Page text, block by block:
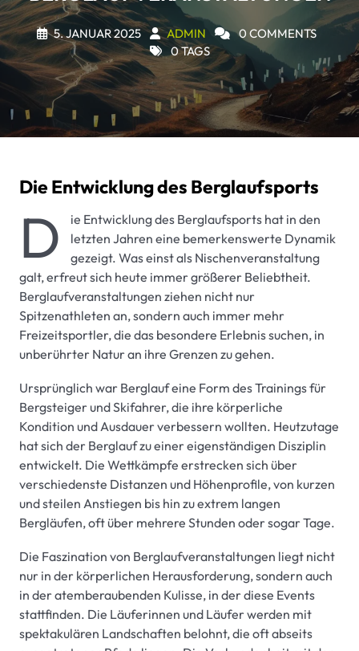
5. JANUAR 2025 ADMIN
0 COMMENTS
0 TAGS
Die Entwicklung des Berglaufsports
D
ie Entwicklung des Berglaufsports hat in den
letzten Jahren eine bemerkenswerte Dynamik
gezeigt. Was einst als Nischenveranstaltung
galt, erfreut sich heute immer größerer Beliebtheit.
Berglaufveranstaltungen ziehen nicht nur
Spitzenathleten an, sondern auch immer mehr
Freizeitsportler, die das besondere Erlebnis suchen, in
unberührter Natur an ihre Grenzen zu gehen.
Ursprünglich war Berglauf eine Form des Trainings für
Bergsteiger und Skifahrer, die ihre körperliche
Kondition und Ausdauer verbessern wollten. Heutzutage
hat sich der Berglauf zu einer eigenständigen Disziplin
entwickelt. Die Wettkämpfe erstrecken sich über
verschiedenste Distanzen und Höhenprofile, von kurzen
und steilen Anstiegen bis hin zu extrem langen
Bergläufen, oft über mehrere Stunden oder sogar Tage.
Die Faszination von Berglaufveranstaltungen liegt nicht
nur in der körperlichen Herausforderung, sondern auch
in der atemberaubenden Kulisse, in der diese Events
stattfinden. Die Läuferinnen und Läufer werden mit
spektakulären Landschaften belohnt, die oft abseits